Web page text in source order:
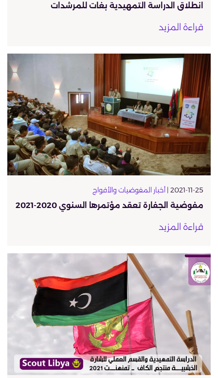
انطلاق الدراسة التمهيدية بغات للمرشدات
قراءة المزيد
2021-11-25 | أخبار المفوضيات والأفواج
مفوضية الجفارة تعقد مؤتمرها السنوي 2020-2021
قراءة المزيد